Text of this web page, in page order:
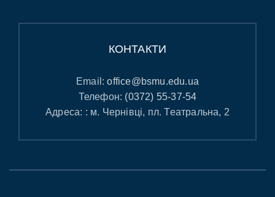
КОНТАКТИ
Email:office@bsmu.edu.ua
Телефон: (0372) 55-37-54
Адреса: : м. Чернівці, пл. Театральна, 2